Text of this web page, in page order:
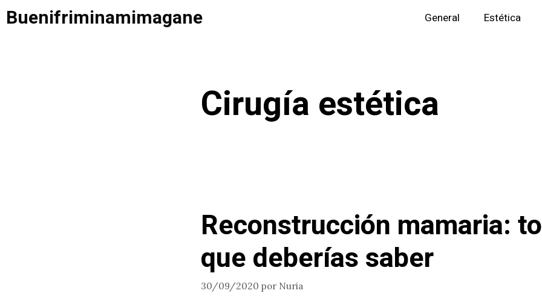
Saltar
alBuenifriminamimagane General Estética
Cirugía estética
Reconstrucción mamaria:
que deberías saber
30/09/2020 por Nuria